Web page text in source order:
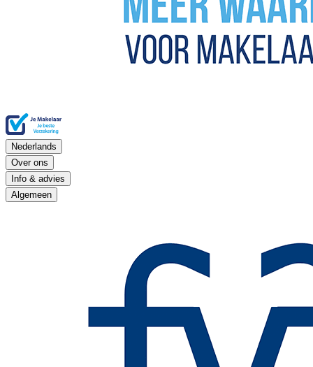
Nederlands
Over ons
Info & advies
Algemeen